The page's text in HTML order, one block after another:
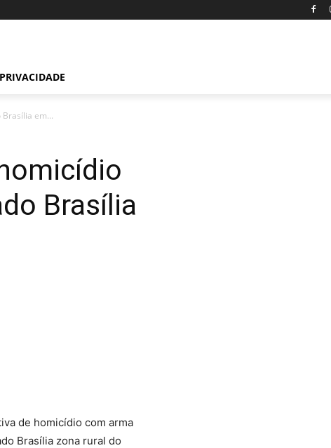
em...
Brasília
de homicídio com arma
Brasília zona rural do